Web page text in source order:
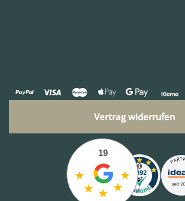
Vertrag widerrufen
★
★ ★ ★
★
19